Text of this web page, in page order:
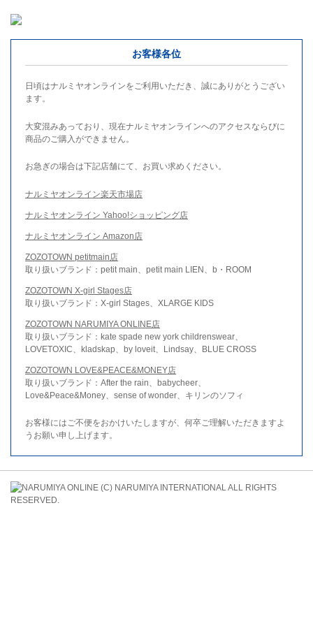
お客様各位
日頃はナルミヤオンラインをご利用いただき、誠にありがとうござい
ます。
大変混みあっており、現在ナルミヤオンラインへのアクセスならびに
商品のご購入ができません。
お急ぎの場合は下記店舗にて、お買い求めください。
ナルミヤオンライン楽天市場店
ナルミヤオンライン Yahoo!ショッピング店
ナルミヤオンライン Amazon店
ZOZOTOWN petitmain店
取り扱いブランド：petit main、petit main LIEN、b・ROOM
ZOZOTOWN X-girl Stages店
取り扱いブランド：X-girl Stages、XLARGE KIDS
ZOZOTOWN NARUMIYA ONLINE店
取り扱いブランド：kate spade new york childrenswear、
LOVETOXIC、kladskap、by loveit、Lindsay、BLUE CROSS
ZOZOTOWN LOVE&PEACE&MONEY店
取り扱いブランド：After the rain、babycheer、
Love&Peace&Money、sense of wonder、キリンのソフィ
お客様にはご不便をおかけいたしますが、何卒ご理解いただきますよ
うお願い申し上げます。